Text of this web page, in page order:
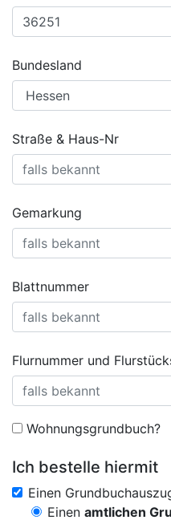
Bundesland
Straße & Haus-Nr
Gemarkung
Blattnummer
Flurnummer und
Wohnungsgrundbuch?
Ich bestelle hiermit
Einen
Einen amtlichen